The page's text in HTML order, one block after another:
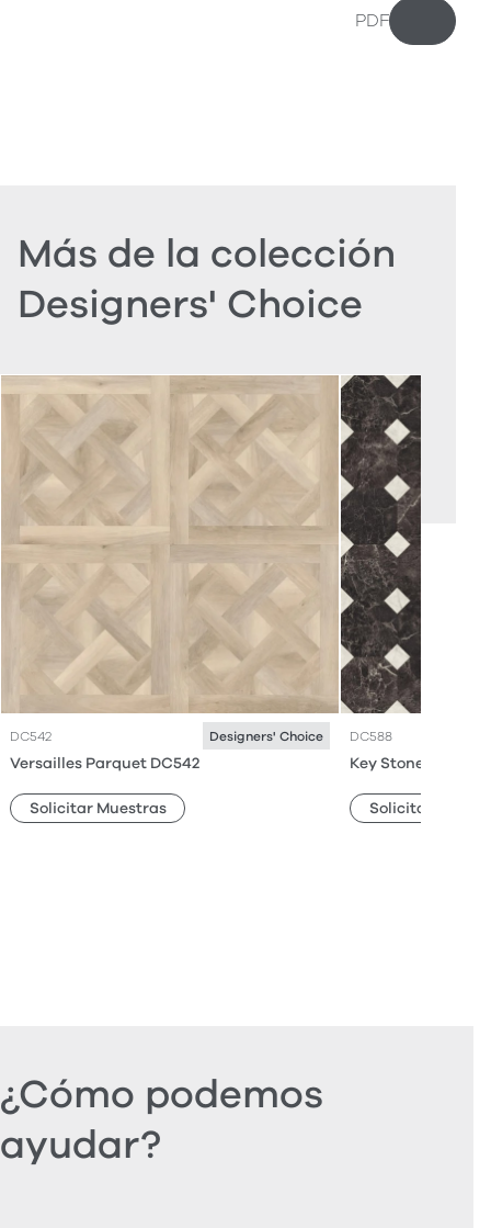
PDF
Más de la colección
Designers' Choice
DC542 Designers' Choice
Versailles Parquet DC542
Solicitar Muestras
DC588
Key Stone Mini
Solicitar
¿Cómo podemos
ayudar?